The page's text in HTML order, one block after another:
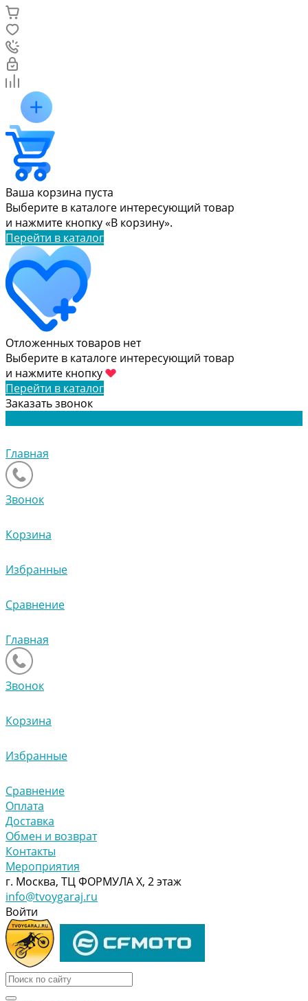
Ваша корзина пуста
Выберите в каталоге интересующий товар
и нажмите кнопку «В корзину».
Перейти в каталог
Отложенных товаров нет
Выберите в каталоге интересующий товар
и нажмите кнопку
Перейти в каталог
Заказать звонок
Главная
Звонок
Корзина
Избранные
Сравнение
Главная
Звонок
Корзина
Избранные
Сравнение
Оплата
Доставка
Обмен и возврат
Контакты
Мероприятия
г. Москва, ТЦ ФОРМУЛА Х, 2 этаж
info@tvoygaraj.ru
Войти